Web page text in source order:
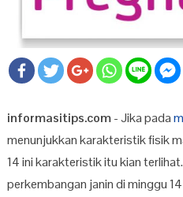
informasitips.com- Jika pada
menunjukkan karakteristik fisik
14 ini karakteristik itu kian
perkembangan janin di minggu